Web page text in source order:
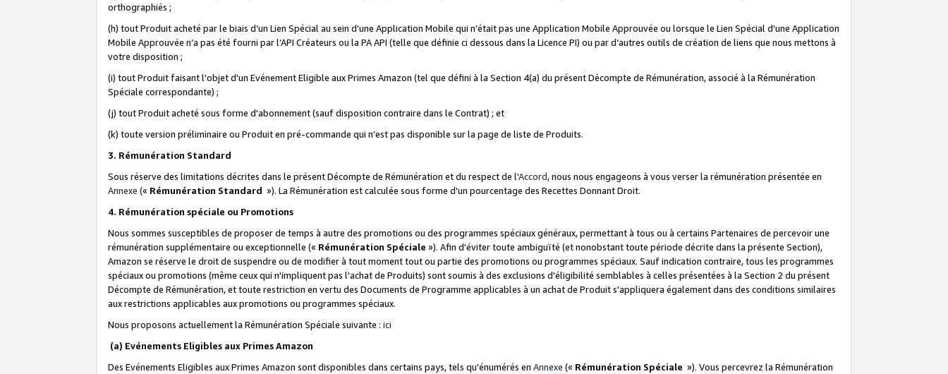
orthographiés ;
(h) tout Produit acheté par le biais d’un Lien Spécial au sein d’une Application Mobile qui n’était pas une Application Mobile Approuvée ou lorsque le Lien Spécial d'une Application
Mobile Approuvée n’a pas été fourni par l’API Créateurs ou la PA API (telle que définie ci dessous dans la Licence PI) ou par d’autres outils de création de liens que nous mettons à
votre disposition ;
(i) tout Produit faisant l'objet d'un Evénement Eligible aux Primes Amazon (tel que défini à la Section 4(a) du présent Décompte de Rémunération, associé à la Rémunération
Spéciale correspondante) ;
(j) tout Produit acheté sous forme d'abonnement (sauf disposition contraire dans le Contrat) ; et
(k) toute version préliminaire ou Produit en pré-commande qui n’est pas disponible sur la page de liste de Produits.
3. Rémunération Standard
Sous réserve des limitations décrites dans le présent Décompte de Rémunération et du respect de l'Accord, nous nous engageons à vous verser la rémunération présentée en
Annexe (« Rémunération Standard »). La Rémunération est calculée sous forme d'un pourcentage des Recettes Donnant Droit.
4. Rémunération spéciale ou Promotions
Nous sommes susceptibles de proposer de temps à autre des promotions ou des programmes spéciaux généraux, permettant à tous ou à certains Partenaires de percevoir une
rémunération supplémentaire ou exceptionnelle (« Rémunération Spéciale »). Afin d'éviter toute ambiguïté (et nonobstant toute période décrite dans la présente Section),
Amazon se réserve le droit de suspendre ou de modifier à tout moment tout ou partie des promotions ou programmes spéciaux. Sauf indication contraire, tous les programmes
spéciaux ou promotions (même ceux qui n'impliquent pas l'achat de Produits) sont soumis à des exclusions d'éligibilité semblables à celles présentées à la Section 2 du présent
Décompte de Rémunération, et toute restriction en vertu des Documents de Programme applicables à un achat de Produit s'appliquera également dans des conditions similaires
aux restrictions applicables aux promotions ou programmes spéciaux.
Nous proposons actuellement la Rémunération Spéciale suivante : ici
(a) Evénements Eligibles aux Primes Amazon
Des Evénements Eligibles aux Primes Amazon sont disponibles dans certains pays, tels qu'énumérés en Annexe (« Rémunération Spéciale »). Vous percevrez la Rémunération